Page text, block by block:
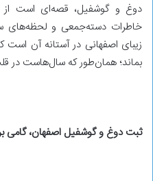
دوغ و گوشفیل، قصه‌ای است از
خاطرات دسته‌جمعی و لحظه‌های
زیبای اصفهانی در آستانه آن
بماند؛ همان‌طور که سال‌هاست در
ثبت دوغ و گوشفیل اصفهان،